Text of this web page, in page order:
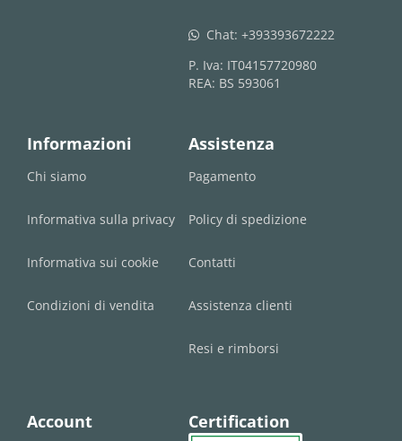
whatsapp Chat: +393393672222
P. Iva: IT04157720980
REA: BS 593061
Informazioni
Chi siamo
Informativa sulla privacy
Informativa sui cookie
Condizioni di vendita
Assistenza
Pagamento
Policy di spedizione
Contatti
Assistenza clienti
Resi e rimborsi
Account Certification